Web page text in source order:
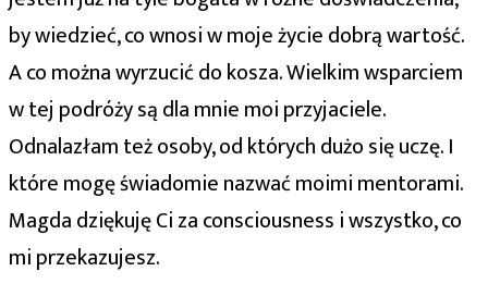
by wiedzieć, co wnosi w moje życie dobrą wartość.
A co można wyrzucić do kosza. Wielkim wsparciem
w tej podróży są dla mnie moi przyjaciele.
Odnalazłam też osoby, od których dużo się uczę. I
które mogę świadomie nazwać moimi mentorami.
Magda dziękuję Ci za consciousness i wszystko, co
mi przekazujesz.